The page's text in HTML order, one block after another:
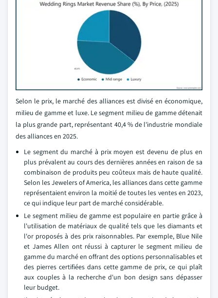
Selon le prix, le marché des alliances est divisé en économique,
milieu de gamme et luxe. Le segment milieu de gamme détenait
la plus grande part, représentant 40,4 % de l'industrie mondiale
des alliances en 2025.
Le segment du marché à prix moyen est devenu de plus en
plus prévalent au cours des dernières années en raison de sa
combinaison de produits peu coûteux mais de haute qualité.
Selon les Jewelers of America, les alliances dans cette gamme
représentaient environ la moitié de toutes les ventes en 2023,
ce qui indique leur part de marché considérable.
Le segment milieu de gamme est populaire en partie grâce à
l'utilisation de matériaux de qualité tels que les diamants et
l'or proposés à des prix raisonnables. Par exemple, Blue Nile
et James Allen ont réussi à capturer le segment milieu de
gamme du marché en offrant des options personnalisables et
des pierres certifiées dans cette gamme de prix, ce qui plaît
aux couples à la recherche d'un bon design sans dépasser
leur budget.